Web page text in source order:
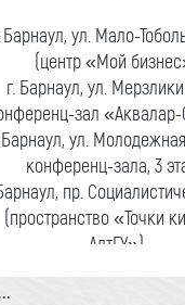
Барнаул, ул. Мало-
(центр «Мой
г. Барнаул, ул.
зал
Барнаул, ул.
конференц-зала, 3
пр.
(пространство «Точки
АлтГУ»)